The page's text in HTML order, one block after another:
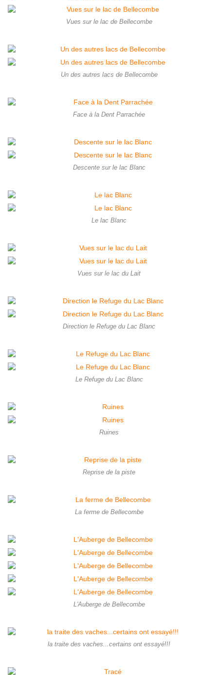
Vues sur le lac de Bellecombe
Un des autres lacs de Bellecombe
Face à la Dent Parrachée
Descente sur le lac Blanc
Le lac Blanc
Vues sur le lac du Lait
Direction le Refuge du Lac Blanc
Le Refuge du Lac Blanc
Ruines
Reprise de la piste
La ferme de Bellecombe
L'Auberge de Bellecombe
la traite des vaches...certains ont essayé!!!